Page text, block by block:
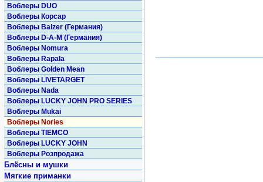
Воблеры DUO
Воблеры Корсар
Воблеры Balzer (Германия)
Воблеры D-A-M (Германия)
Воблеры Nomura
Воблеры Rapala
Воблеры Golden Mean
Воблеры LIVETARGET
Воблеры Nada
Воблеры LUCKY JOHN PRO SERIES
Воблеры Mukai
Воблеры Nories
Воблеры TIEMCO
Воблеры LUCKY JOHN
Воблеры Розпродажа
Блёсны и мушки
Мягкие приманки